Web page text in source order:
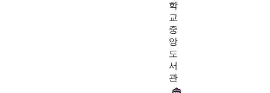
학
교
중
앙
도
서
관